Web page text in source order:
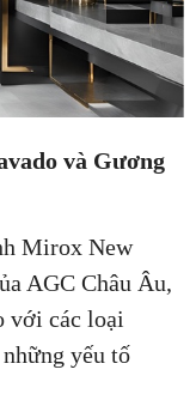
và Gương
Mirox New
AGC Châu Âu,
với các loại
yếu tố